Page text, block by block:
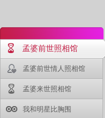
孟婆前世照相馆
孟婆前世情人照相馆
孟婆来世照相馆
我和明星比胸围